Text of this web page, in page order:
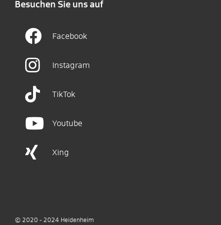
Besuchen Sie uns auf
Facebook
Instagram
TikTok
Youtube
Xing
© 2020 - 2024 Heidenheim